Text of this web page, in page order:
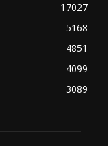
17027
5168
4851
4099
3089